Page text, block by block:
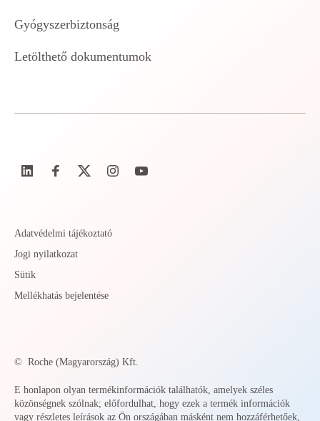
Gyógyszerbiztonság
Letölthető dokumentumok
Adatvédelmi tájékoztató
Jogi nyilatkozat
Sütik
Mellékhatás bejelentése
© Roche (Magyarország) Kft.
E honlapon olyan termékinformációk találhatók, amelyek széles
közönségnek szólnak; előfordulhat, hogy ezek a termék információk
vagy részletes leírások az Ön országában másként nem hozzáférhetőek,